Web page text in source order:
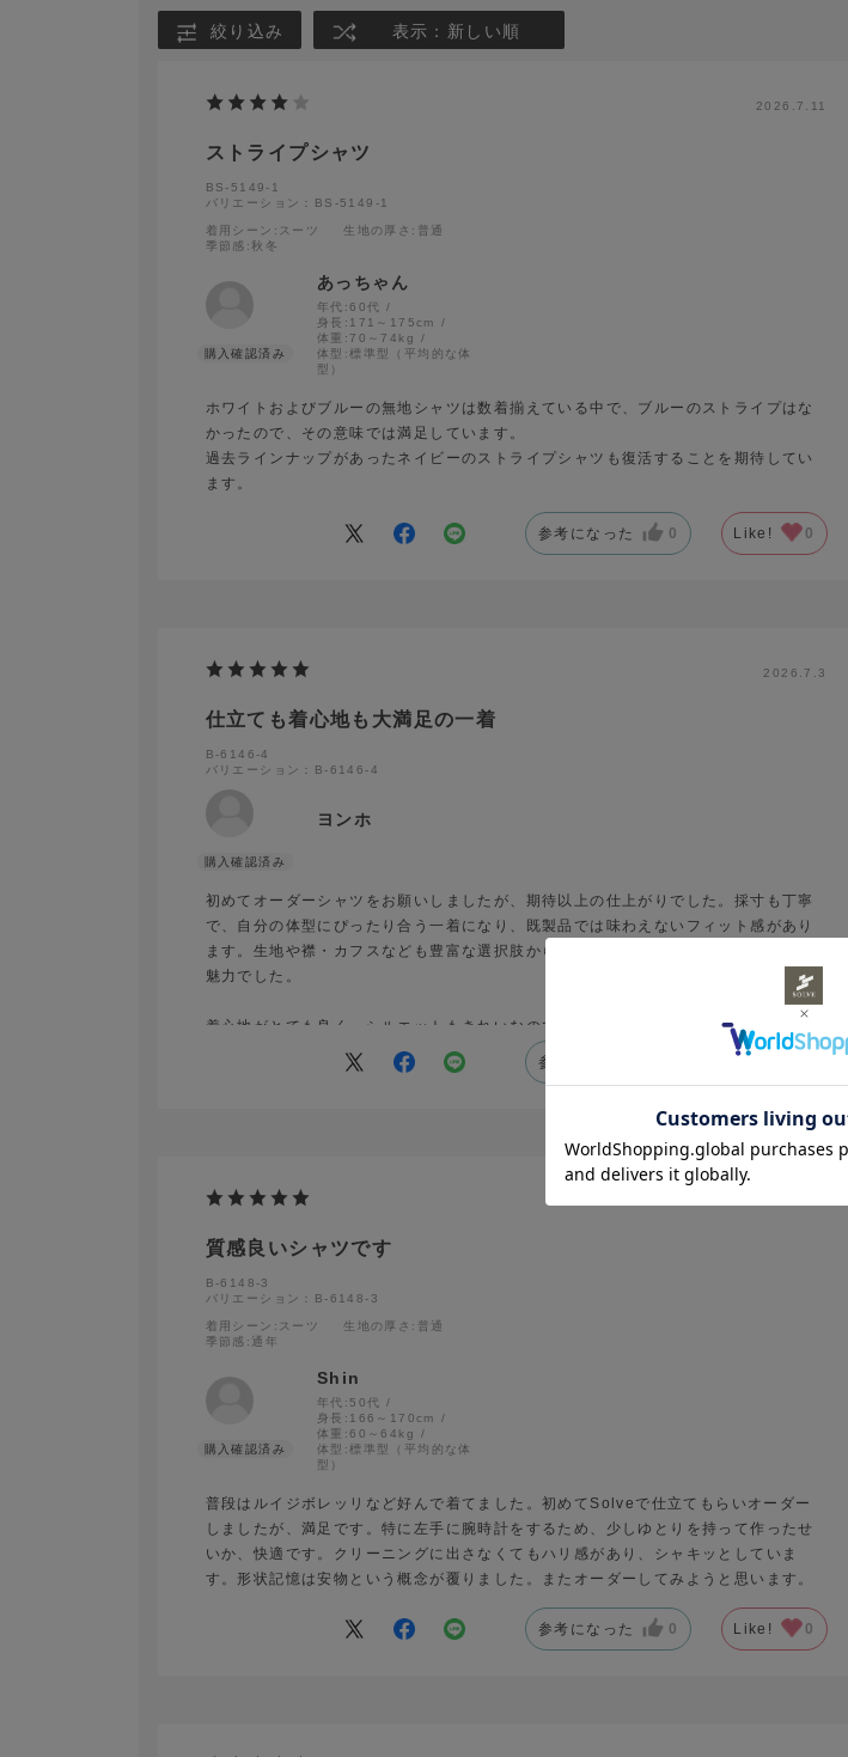
絞り込み 表示：新しい順
2026.7.11
ストライプシャツ
BS-5149-1
バリエーション：BS-5149-1
着用シーン :スーツ 生地の厚さ :普通
季節感 :秋冬
あっちゃん
年代:60代
身長: 171～175cm
体重: 70～74kg
体型:標準型（平均的な体
型）
ホワイトおよびブルーの無地シャツは数着揃えている中で、ブルーのストライプはな
かったので、その意味では満足しています。
過去ラインナップがあったネイビーのストライプシャツも復活することを期待してい
ます。
参考になった 0 Like! 0
2026.7.3
仕立ても着心地も大満足の一着
B-6146-4
バリエーション：B-6146-4
ヨンホ
初めてオーダーシャツをお願いしましたが、期待以上の仕上がりでした。採寸も丁寧
で、自分の体型にぴったり合う一着になり、既製品では味わえないフィット感があり
ます。生地や襟・カフスなども豊富な選択肢から選べ、自分好みに仕上げられるのも
魅力でした。
着心地がとても良く、シルエットもきれいなので、仕事で着るのが楽しみになりまし
た。スタッフの対応も親切で、初めてのオーダーでも安心してお願いできました。ま
た次回も利用したいと思います。
参考になった Like!
質感良いシャツです
B-6148-3
バリエーション：B-6148-3
着用シーン :スーツ 生地の厚さ :普通
季節感 :通年
Shin
年代: 50代
身長: 166～170cm
体重:60～64kg
体型:標準型（平均的な体
型）
普段はルイジボレッリなど好んで着てました。初めてSolveで仕立てもらいオーダー
しましたが、満足です。特に左手に腕時計をするため、少しゆとりを持って作ったせ
いか、快適です。クリーニングに出さなくてもハリ感があり、シャキッとしていま
す。形状記憶は安物という概念が覆りました。またオーダーしてみようと思います。
参考になった 0 Like! 0